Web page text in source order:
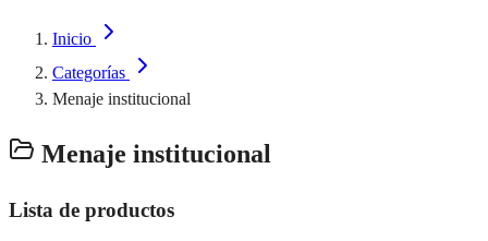
Inicio
Categorías
Menaje institucional
Menaje institucional
Lista de productos